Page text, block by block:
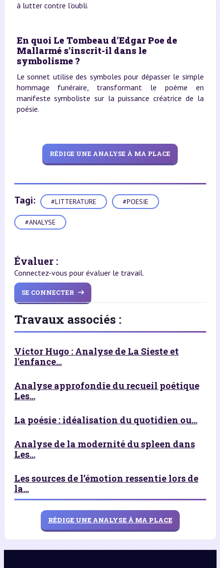
à lutter contre l’oubli.
En quoi Le Tombeau d’Edgar Poe de
Mallarmé s’inscrit-il dans le
symbolisme ?
Le sonnet utilise des symboles pour dépasser le simple
hommage funéraire, transformant le poème en
manifeste symboliste sur la puissance créatrice de la
poésie.
RÉDIGE UNE ANALYSE À MA PLACE
Tagi: #LITTERATURE #POESIE
#ANALYSE
Évaluer :
Connectez-vous pour évaluer le travail.
SE CONNECTER
Travaux associés :
Victor Hugo : Analyse de La Sieste et
l'enfance...
Analyse approfondie du recueil poétique
Les...
La poésie : idéalisation du quotidien ou...
Analyse de la modernité du spleen dans
Les...
Les sources de l’émotion ressentie lors de
la...
RÉDIGE UNE ANALYSE À MA PLACE